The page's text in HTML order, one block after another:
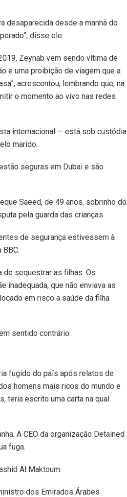
desaparecida desde a manhã do
disse ele.
Zeynab vem sendo vítima de
e uma proibição de viagem que a
acrescentou, lembrando que, na
o momento ao vivo nas redes
internacional — está sob custódia
marido.
seguras em Dubai e são
Saeed, de 49 anos, sobrinho do
pela guarda das crianças.
de segurança estivessem à
de sequestrar as filhas. Os
inadequada, que não enviava as
em risco a saúde da filha
sentido contrário.
fugido do país após relatos de
homens mais ricos do mundo e
teria escrito uma carta na qual
A CEO da organização Detained
fuga.
Al Maktoum.
dos Emirados Árabes